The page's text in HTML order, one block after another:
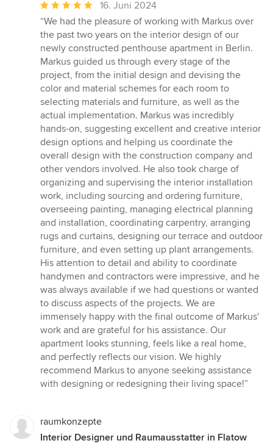
Durchschnittliche
Bewertung:
5
von
5
Sternen
16. Juni 2024
“We had the pleasure of working with Markus over
the past two years on the interior design of our
newly constructed penthouse apartment in Berlin.
Markus guided us through every stage of the
project, from the initial design and devising the
color and material schemes for each room to
selecting materials and furniture, as well as the
actual implementation. Markus was incredibly
hands-on, suggesting excellent and creative interior
design options and helping us coordinate the
overall design with the construction company and
other vendors involved. He also took charge of
organizing and supervising the interior installation
work, including sourcing and ordering furniture,
overseeing painting, managing electrical planning
and installation, coordinating carpentry, arranging
rugs and curtains, designing our terrace and outdoor
furniture, and even setting up plant arrangements.
His attention to detail and ability to coordinate
handymen and contractors were impressive, and he
was always available if we had questions or wanted
to discuss aspects of the projects. We are
immensely happy with the final outcome of Markus'
work and are grateful for his assistance. Our
apartment looks stunning, feels like a real home,
and perfectly reflects our vision. We highly
recommend Markus to anyone seeking assistance
with designing or redesigning their living space!”
raumkonzepte
Interior Designer und Raumausstatter in Flatow